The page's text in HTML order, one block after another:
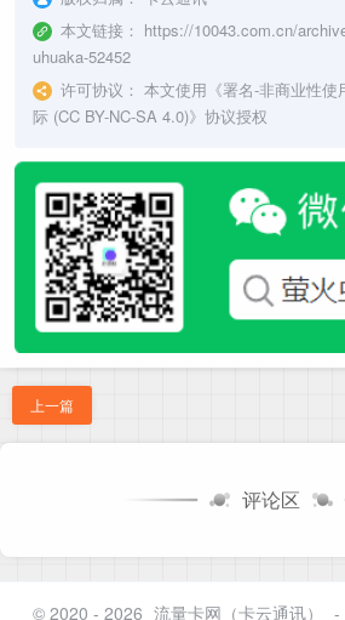
本文链接： https://10043.com.cn/
uhuaka-52452
许可协议： 本文使用《署名-非商业性使
际 (CC BY-NC-SA 4.0)》协议授权
上一篇
评论区
© 2020 - 2026 流量卡网（卡云通讯） -